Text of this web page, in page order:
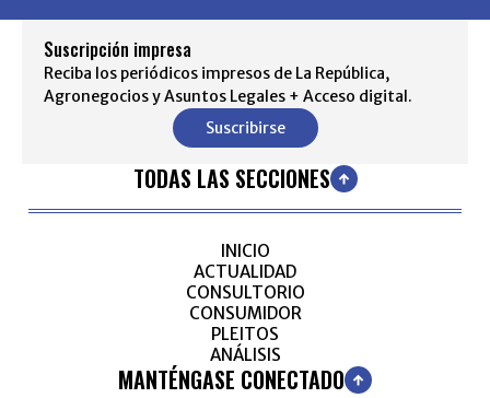
Suscripción impresa
Reciba los periódicos impresos de La República,
Agronegocios y Asuntos Legales + Acceso digital.
Suscribirse
TODAS LAS SECCIONES
INICIO
ACTUALIDAD
CONSULTORIO
CONSUMIDOR
PLEITOS
ANÁLISIS
MANTÉNGASE CONECTADO